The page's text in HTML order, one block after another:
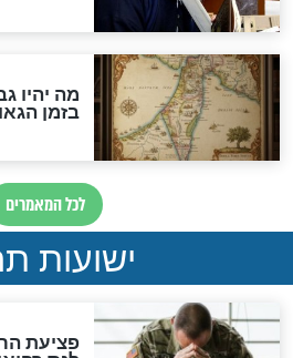
להמתקת
גזרות
סגולת ע"ב